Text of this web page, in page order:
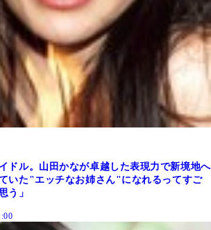
ドル。山田かなが卓越した表現力で新境地へ
ていた"エッチなお姉さん"になれるってすご
う」